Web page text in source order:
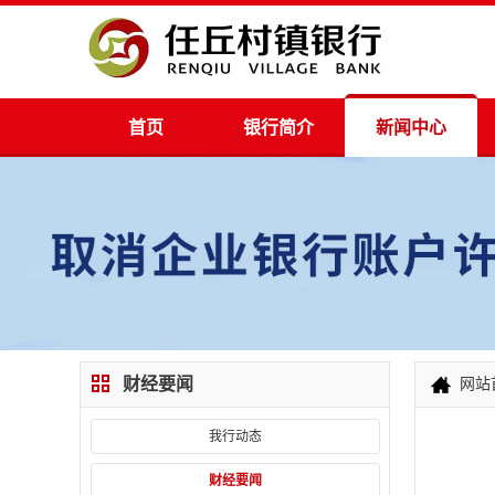
首页 银行简介 新闻中心
财经要闻
我行动态
财经要闻
网站